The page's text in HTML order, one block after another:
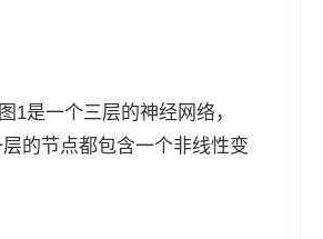
是一个三层的神经网络，
的节点都包含一个非线性变